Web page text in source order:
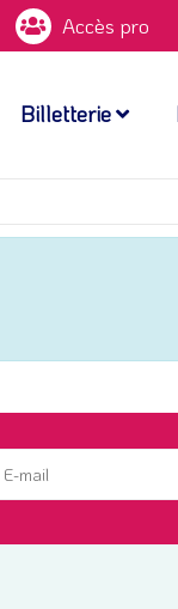
Accès pro
Billetterie